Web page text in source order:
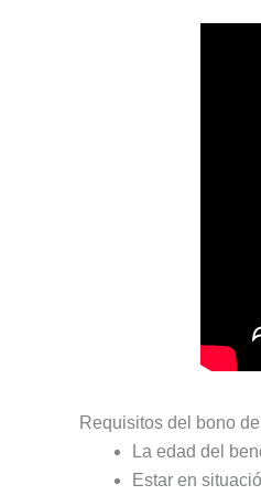
Requisitos del bono
La edad del
Estar en